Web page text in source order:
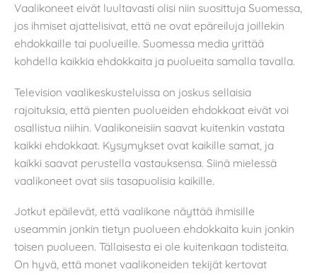
Vaalikoneet eivät luultavasti olisi niin suosittuja Suomessa,
jos ihmiset ajattelisivat, että ne ovat epäreiluja joillekin
ehdokkaille tai puolueille. Suomessa media yrittää
kohdella kaikkia ehdokkaita ja puolueita samalla tavalla.
Television vaalikeskusteluissa on joskus sellaisia
rajoituksia, että pienten puolueiden ehdokkaat eivät voi
osallistua niihin. Vaalikoneisiin saavat kuitenkin vastata
kaikki ehdokkaat. Kysymykset ovat kaikille samat, ja
kaikki saavat perustella vastauksensa. Siinä mielessä
vaalikoneet ovat siis tasapuolisia kaikille.
Jotkut epäilevät, että vaalikone näyttää ihmisille
useammin jonkin tietyn puolueen ehdokkaita kuin jonkin
toisen puolueen. Tällaisesta ei ole kuitenkaan todisteita.
On hyvä, että monet vaalikoneiden tekijät kertovat